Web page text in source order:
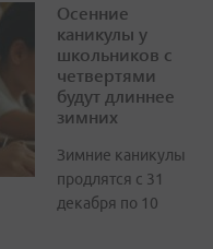
Осенние
каникулы у
школьников с
четвертями
будут длиннее
зимних
Зимние каникулы
продлятся с 31
декабря по 10